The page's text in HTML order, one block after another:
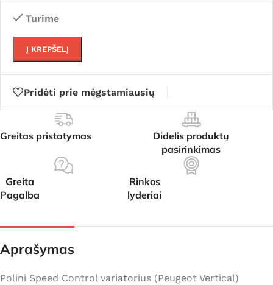
Turime
Į KREPŠELĮ
Pridėti prie mėgstamiausių
Greitas pristatymas
Didelis produktų
pasirinkimas
Greita
Pagalba
Rinkos
lyderiai
Aprašymas
Polini Speed Control variatorius (Peugeot Vertical)